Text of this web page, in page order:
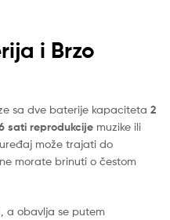
i Brzo
sa dve baterije kapaciteta 2
sati reprodukcije muzike ili
može trajati do
morate brinuti o čestom
, a obavlja se putem